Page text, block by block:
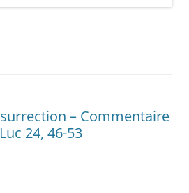
– Commentaire
24, 46-53